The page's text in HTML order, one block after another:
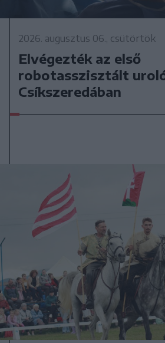
2026. augusztus 06., csütörtök
Elvégezték az első
robotasszisztált
Csíkszeredában